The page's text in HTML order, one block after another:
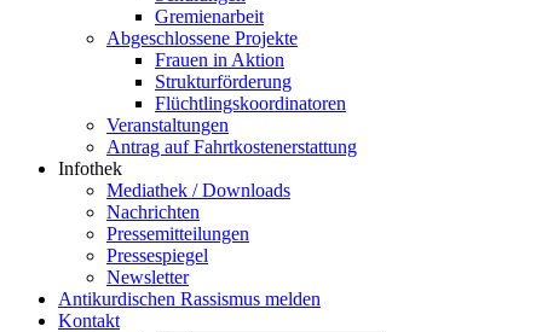
Gremienarbeit
Abgeschlossene Projekte
Frauen in Aktion
Strukturförderung
Flüchtlingskoordinatoren
Veranstaltungen
Antrag auf Fahrtkostenerstattung
Infothek
Mediathek / Downloads
Nachrichten
Pressemitteilungen
Pressespiegel
Newsletter
Antikurdischen Rassismus melden
Kontakt